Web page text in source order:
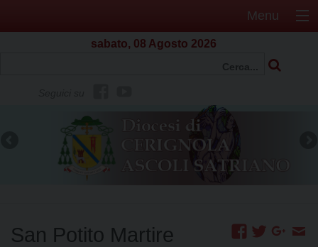
Menu
sabato, 08 Agosto 2026
San Potito Martire